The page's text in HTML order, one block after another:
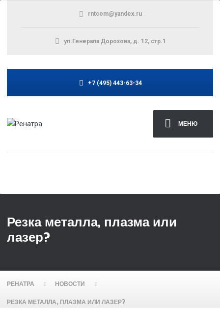
МЕНЮ
rntcom@yandex.ru
ул.Генерала Дорохова, д. 12, стр.1
+7 (495) 443-63-34
Резка металла, плазма или
лазер?
РЕНАТРА НОВОСТИ
РЕЗКА МЕТАЛЛА, ПЛАЗМА ИЛИ ЛАЗЕР?